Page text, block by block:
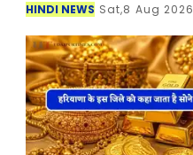
HINDI NEWS Sat,8 Aug 2026